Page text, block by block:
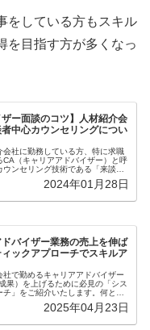
をしている方もスキル
を目指す方が多くなっ
ザー面談のコツ】人材紹介会
中心カウンセリングについ
会社に勤務している方、特に求職
CA（キャリアアドバイザー）と呼
ンセリング技術である「来談者
ついてご紹介させて頂きます。オ
座はコ...
2024年01月28日
ドバイザー業務の売上を伸ば
ックアプローチでスキルア
で勤めるキャリアアドバイザー
果）を上げるために必見の「シス
」をご紹介いたします。何とな
識に裏付けされたスキルを身に付
活躍する鍵となります。
2025年04月23日